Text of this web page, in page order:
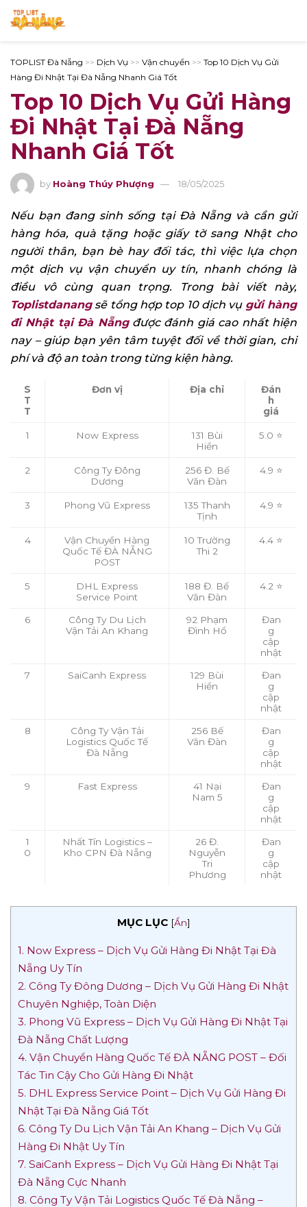
TOPLIST Đà Nẵng >> Dịch Vụ >> Vận chuyển >> Top 10 Dịch Vụ Gửi
Hàng Đi Nhật Tại Đà Nẵng Nhanh Giá Tốt
Top 10 Dịch Vụ Gửi Hàng
Đi Nhật Tại Đà Nẵng
Nhanh Giá Tốt
by Hoàng Thúy Phượng 18/05/2025
Nếu bạn đang sinh sống tại Đà Nẵng và cần gửi
hàng hóa, quà tặng hoặc giấy tờ sang Nhật cho
người thân, bạn bè hay đối tác, thì việc lựa chọn
một dịch vụ vận chuyển uy tín, nhanh chóng là
điều vô cùng quan trọng. Trong bài viết này,
Toplistdanangsẽ tổng hợp top 10 dịch vụ gửi hàng
đi Nhật tại Đà Nẵngđược đánh giá cao nhất hiện
nay – giúp bạn yên tâm tuyệt đối về thời gian, chi
phí và độ an toàn trong từng kiện hàng.
S
T
T
Đơn vị Địa chỉ
Đán
h
giá
1 Now Express
131 Bùi
Hiển
5.0 ⭐
2
Công Ty Đông
Dương
256 Đ. Bế
Văn Đàn
4.9 ⭐
3 Phong Vũ Express
135 Thanh
Tịnh
4.9 ⭐
4
Vận Chuyển Hàng
Quốc Tế ĐÀ NẴNG
POST
10 Trường
Thi 2
4.4 ⭐
5
DHL Express
Service Point
188 Đ. Bế
Văn Đàn
4.2 ⭐
6
Công Ty Du Lịch
Vận Tải An Khang
92 Phạm
Đình Hổ
Đan
g
cập
nhật
7 SaiCanh Express
129 Bùi
Hiển
Đan
g
cập
nhật
8
Công Ty Vận Tải
Logistics Quốc Tế
Đà Nẵng
256 Bế
Văn Đàn
Đan
g
cập
nhật
9 Fast Express
41 Nại
Nam 5
Đan
g
cập
nhật
1
0
Nhất Tín Logistics –
Kho CPN Đà Nẵng
26 Đ.
Nguyễn
Tri
Phương
Đan
g
cập
nhật
MỤC LỤC [Ẩn]
1. Now Express – Dịch Vụ Gửi Hàng Đi Nhật Tại Đà
Nẵng Uy Tín
2. Công Ty Đông Dương – Dịch Vụ Gửi Hàng Đi Nhật
Chuyên Nghiệp, Toàn Diện
3. Phong Vũ Express – Dịch Vụ Gửi Hàng Đi Nhật Tại
Đà Nẵng Chất Lượng
4. Vận Chuyển Hàng Quốc Tế ĐÀ NẴNG POST – Đối
Tác Tin Cậy Cho Gửi Hàng Đi Nhật
5. DHL Express Service Point – Dịch Vụ Gửi Hàng Đi
Nhật Tại Đà Nẵng Giá Tốt
6. Công Ty Du Lịch Vận Tải An Khang – Dịch Vụ Gửi
Hàng Đi Nhật Uy Tín
7. SaiCanh Express – Dịch Vụ Gửi Hàng Đi Nhật Tại
Đà Nẵng Cực Nhanh
8. Công Ty Vận Tải Logistics Quốc Tế Đà Nẵng –